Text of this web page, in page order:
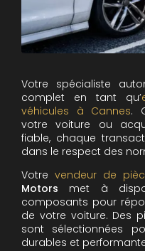
Votre spécialiste
complet en tant qu’
véhicules à Cannes.
votre voiture ou
fiable, chaque
dans le respect des
Votre vendeur de
Motors met à
composants pour
de votre voiture. Des
sont sélectionnées
durables et